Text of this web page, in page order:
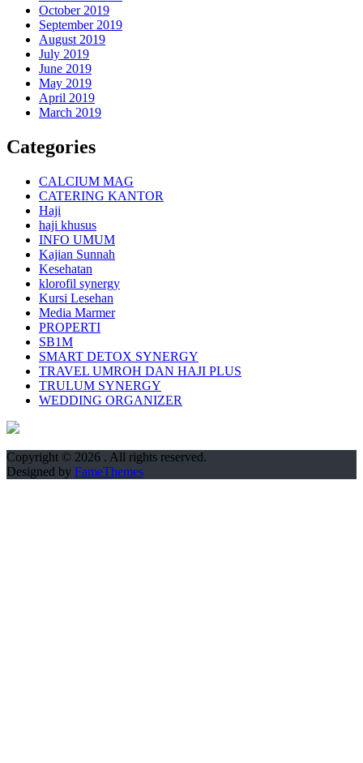
October 2019
September 2019
August 2019
July 2019
June 2019
May 2019
April 2019
March 2019
Categories
CALCIUM MAG
CATERING KANTOR
Haji
haji khusus
INFO UMUM
Kajian Sunnah
Kesehatan
klorofil synergy
Kursi Lesehan
Media Marmer
PROPERTI
SB1M
SMART DETOX SYNERGY
TRAVEL UMROH DAN HAJI PLUS
TRULUM SYNERGY
WEDDING ORGANIZER
Copyright © 2026 . All rights reserved.
Designed by FameThemes